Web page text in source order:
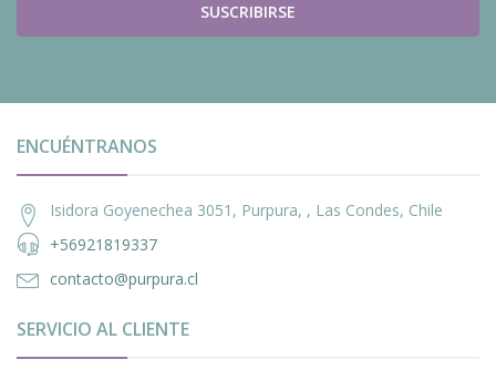
SUSCRIBIRSE
ENCUÉNTRANOS
Isidora Goyenechea 3051, Purpura, , Las Condes, Chile
+56921819337
contacto@purpura.cl
SERVICIO AL CLIENTE